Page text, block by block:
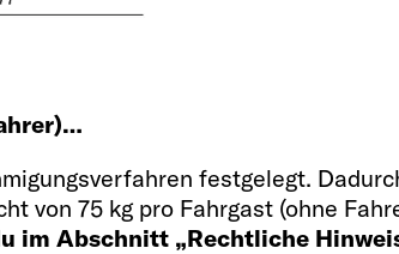
festgelegt.
von 75 kg pro Fahrgast (ohne
im Abschnitt „Rechtliche
2 + 1